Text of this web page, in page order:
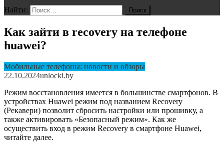
Найти:
Как зайти в recovery на телефоне
huawei?
Мобильные телефоны: новости и обзоры
22.10.2024unlocki.by
Режим восстановления имеется в большинстве смартфонов. В
устройствах Huawei режим под названием Recovery
(Рекавери) позволит сбросить настройки или прошивку, а
также активировать «Безопасный режим». Как же
осуществить вход в режим Recovery в смартфоне Huawei,
читайте далее.